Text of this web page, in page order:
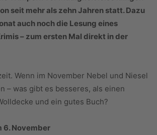
seit mehr als zehn Jahren statt. Dazu
auch noch die Lesung eines
– zum ersten Mal direkt in der
Wenn im November Nebel und Niesel
– was gibt es besseres, als einen
und ein gutes Buch?
6. November